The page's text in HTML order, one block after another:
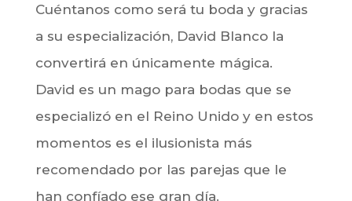
Cuéntanos como será tu boda y gracias
a su especialización, David Blanco la
convertirá en únicamente mágica.
David es un mago para bodas que se
especializó en el Reino Unido y en estos
momentos es el ilusionista más
recomendado por las parejas que le
han confíado ese gran día.